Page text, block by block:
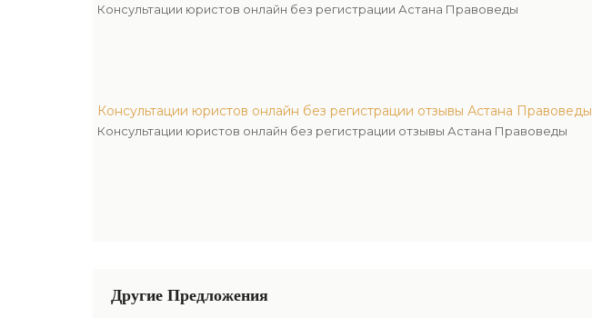
Консультации юристов онлайн без регистрации Астана Правоведы
Консультации юристов онлайн без регистрации отзывы Астана Правоведы
Консультации юристов онлайн без регистрации отзывы Астана Правоведы
Другие Предложения